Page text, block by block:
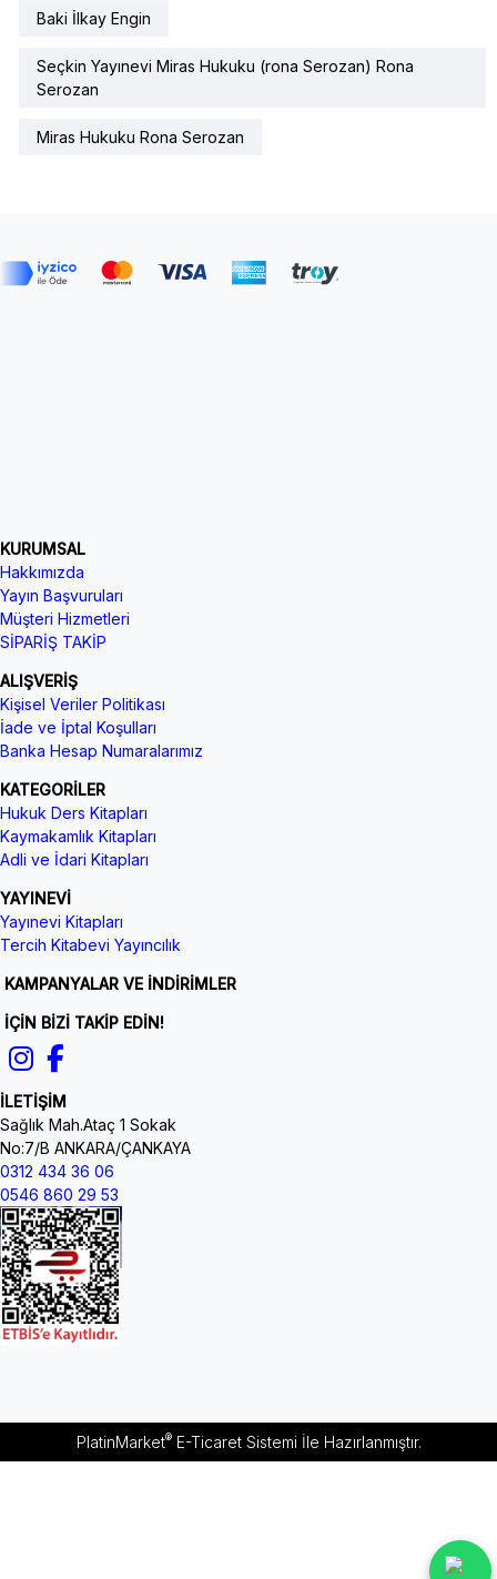
Baki İlkay Engin
Seçkin Yayınevi Miras Hukuku (rona Serozan) Rona
Serozan
Miras Hukuku Rona Serozan
KURUMSAL
Hakkımızda
Yayın Başvuruları
Müşteri Hizmetleri
SİPARİŞ TAKİP
ALIŞVERİŞ
Kişisel Veriler Politikası
İade ve İptal Koşulları
Banka Hesap Numaralarımız
KATEGORİLER
Hukuk Ders Kitapları
Kaymakamlık Kitapları
Adli ve İdari Kitapları
YAYINEVİ
Yayınevi Kitapları
Tercih Kitabevi Yayıncılık
KAMPANYALAR VE İNDİRİMLER
İÇİN BİZİ TAKİP EDİN!
İLETİŞİM
Sağlık Mah.Ataç 1 Sokak
No:7/B ANKARA/ÇANKAYA
0312 434 36 06
0546 860 29 53
PlatinMarket®E-Ticaret Sistemiİle Hazırlanmıştır.